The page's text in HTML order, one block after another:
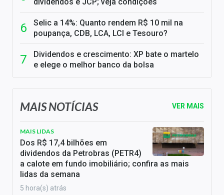
Selic a 14%: Quanto rendem R$ 10 mil na
poupança, CDB, LCA, LCI e Tesouro?
Dividendos e crescimento: XP bate o martelo
e elege o melhor banco da bolsa
MAIS NOTÍCIAS VER MAIS
MAIS LIDAS
Dos R$ 17,4 bilhões em
dividendos da Petrobras (PETR4)
a calote em fundo imobiliário; confira as mais
lidas da semana
5 hora(s) atrás